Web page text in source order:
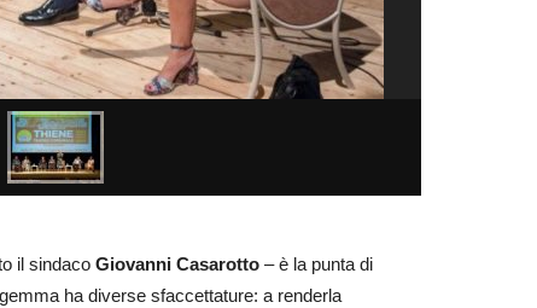
il sindaco Giovanni Casarotto – è la punta di
ha diverse sfaccettature: a renderla